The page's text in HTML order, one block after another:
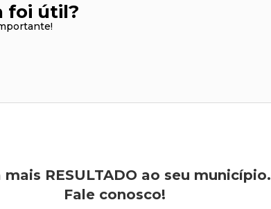
foi útil?
mais RESULTADO ao seu município.
Fale conosco!